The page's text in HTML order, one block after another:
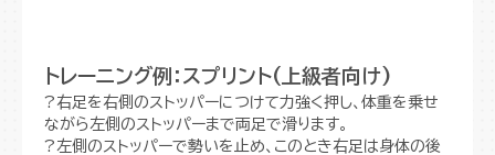
トレーニング例：スプリント(上級者向け)
?右足を右側のストッパーにつけて力強く押し、体重を乗せ
ながら左側のストッパーまで両足で滑ります。
?左側のストッパーで勢いを止め、このとき右足は身体の後